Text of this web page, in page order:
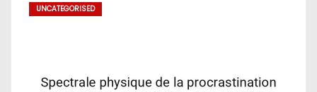
UNCATEGORISED